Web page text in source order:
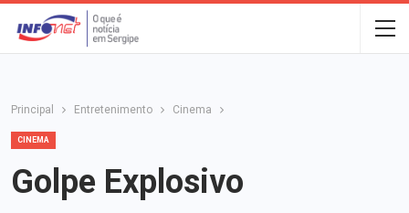
Principal Entretenimento Cinema
CINEMA
Golpe Explosivo